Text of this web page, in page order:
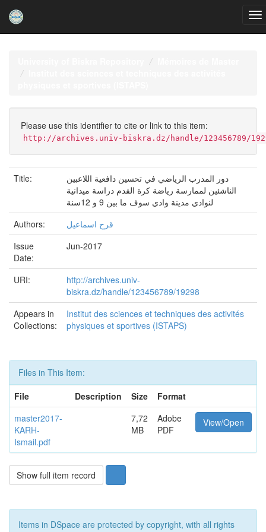
Please use this identifier to cite or link to this item:
http://archives.univ-biskra.dz/handle/123456789/
Title:
دور المدرب الرياضي في تحسين دافعية اللاعبين
الناشئين لممارسة رياضة كرة القدم دراسة ميدانية
لنوادي مدينة وادي سوف ما بين 9 و 12سنة
Authors:
قرح اسماعيل
Issue
Date:
Jun-2017
URI:
http://archives.univ-
biskra.dz/handle/123456789/19298
Appears in
Collections:
Institut des sciences et techniques des activités
physiques et sportives (ISTAPS)
Files in This Item:
File
Description Size
Format
master2017-
KARH-
Ismail.pdf
7,72
MB
Adobe
PDF
View/Open
Show full item record
Items in DSpace are protected by copyright, with all rights